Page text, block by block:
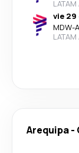
vie 29
MDW-
Arequipa-